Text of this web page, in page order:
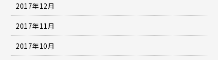
2017年12月
2017年11月
2017年10月